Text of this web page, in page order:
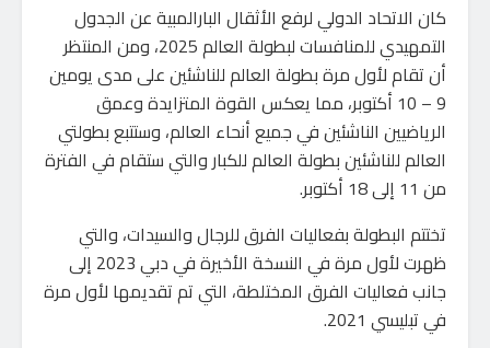
كان الاتحاد الدولي لرفع الأثقال البارالمبية عن الجدول
التمهيدي للمنافسات لبطولة العالم 2025، ومن المنتظر
أن تقام لأول مرة بطولة العالم للناشئين على مدى يومين
9 – 10 أكتوبر، مما يعكس القوة المتزايدة وعمق
الرياضيين الناشئين في جميع أنحاء العالم، وستتبع بطولتي
العالم للناشئين بطولة العالم للكبار والتي ستقام في الفترة
من 11 إلى 18 أكتوبر.
تختتم البطولة بفعاليات الفرق للرجال والسيدات، والتي
ظهرت لأول مرة في النسخة الأخيرة في دبي 2023 إلى
جانب فعاليات الفرق المختلطة، التي تم تقديمها لأول مرة
في تبليسي 2021.